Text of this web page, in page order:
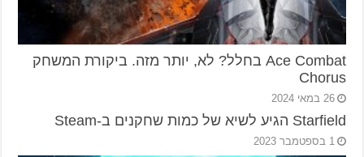
Ace Combat בחלל? לא, יותר מזה. ביקורת המשחק
Chorus
26 במאי 2024
Starfield הגיע לשיא של כמות שחקנים ב-Steam
1 בספטמבר 2023